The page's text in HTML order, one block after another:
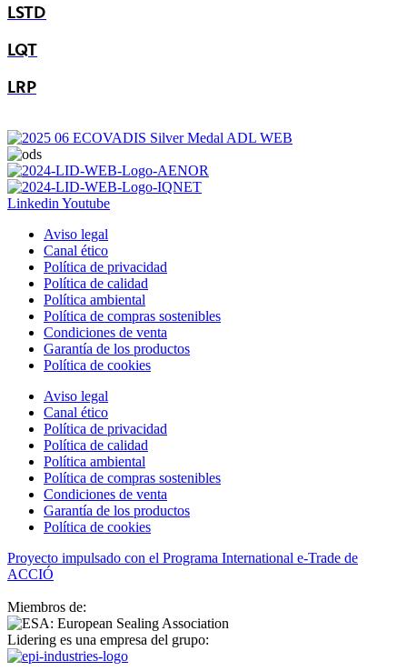
LSTD
LQT
LRP
Linkedin Youtube
Aviso legal
Canal ético
Política de privacidad
Política de calidad
Política ambiental
Política de compras sostenibles
Condiciones de venta
Garantía de los productos
Política de cookies
Aviso legal
Canal ético
Política de privacidad
Política de calidad
Política ambiental
Política de compras sostenibles
Condiciones de venta
Garantía de los productos
Política de cookies
Proyecto impulsado con el Programa International e-Trade de
ACCIÓ
Miembros de:
Lidering es una empresa del grupo: